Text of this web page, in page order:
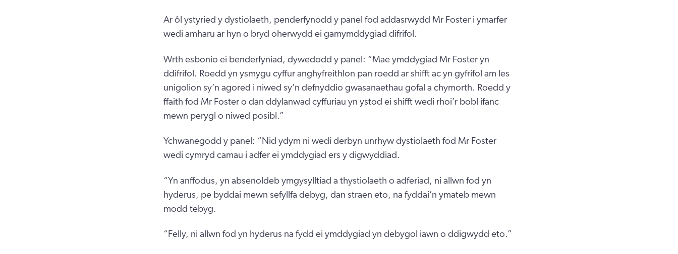
Ar ôl ystyried y dystiolaeth, penderfynodd y panel fod addasrwydd Mr Foster i ymarfer
wedi amharu ar hyn o bryd oherwydd ei gamymddygiad difrifol.
Wrth esbonio ei benderfyniad, dywedodd y panel: “Mae ymddygiad Mr Foster yn
ddifrifol. Roedd yn ysmygu cyffur anghyfreithlon pan roedd ar shifft ac yn gyfrifol am les
unigolion sy’n agored i niwed sy’n defnyddio gwasanaethau gofal a chymorth. Roedd y
ffaith fod Mr Foster o dan ddylanwad cyffuriau yn ystod ei shifft wedi rhoi’r bobl ifanc
mewn perygl o niwed posibl.”
Ychwanegodd y panel: “Nid ydym ni wedi derbyn unrhyw dystiolaeth fod Mr Foster
wedi cymryd camau i adfer ei ymddygiad ers y digwyddiad.
“Yn anffodus, yn absenoldeb ymgysylltiad a thystiolaeth o adferiad, ni allwn fod yn
hyderus, pe byddai mewn sefyllfa debyg, dan straen eto, na fyddai’n ymateb mewn
modd tebyg.
“Felly, ni allwn fod yn hyderus na fydd ei ymddygiad yn debygol iawn o ddigwydd eto.”